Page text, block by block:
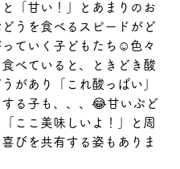
と「甘い！」とあまりのお
うを食べるスピードがど
っていく子どもたち☺色々
べていると、ときどき酸
があり「これ酸っぱい」
する子も、、、😂甘いぶど
「ここ美味しいよ！」と周
喜びを共有する姿もありま